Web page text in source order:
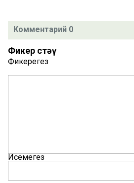
Комментарий 0
Фикер өстәү
Фикерегез
Исемегез